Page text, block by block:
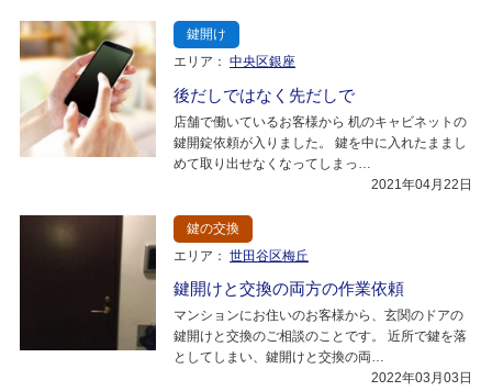
鍵開け
エリア： 中央区銀座
後だしではなく先だしで
店舗で働いているお客様から 机のキャビネットの
鍵開錠依頼が入りました。 鍵を中に入れたままし
めて取り出せなくなってしまっ…
2021年04月22日
鍵の交換
エリア： 世田谷区梅丘
鍵開けと交換の両方の作業依頼
マンションにお住いのお客様から、玄関のドアの
鍵開けと交換のご相談のことです。 近所で鍵を落
としてしまい、鍵開けと交換の両…
2022年03月03日